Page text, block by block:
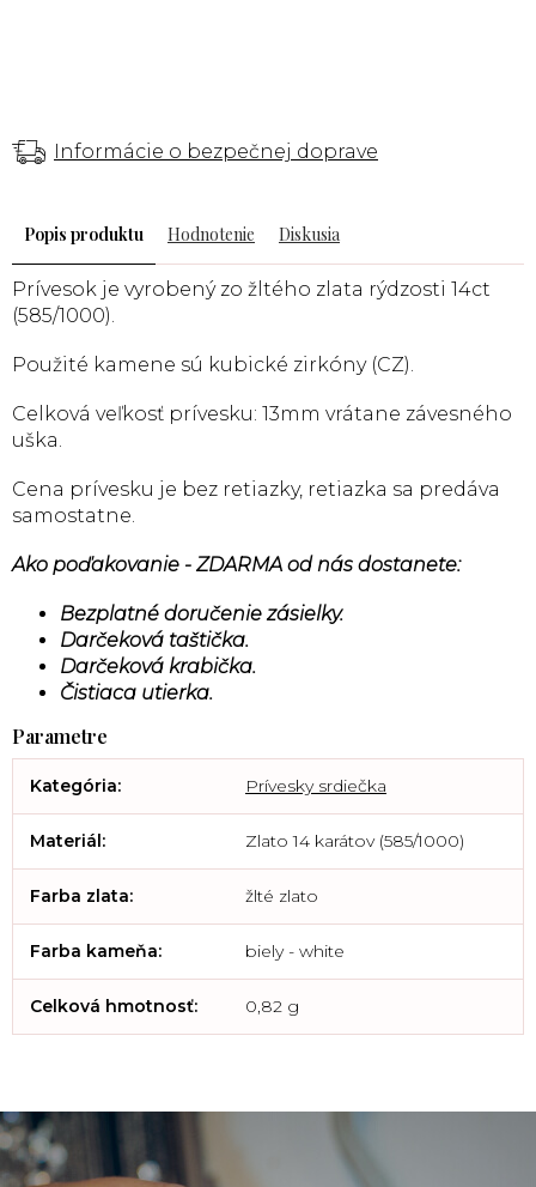
Informácie o bezpečnej doprave
Popis Hodnotenie Diskusia
Prívesok je vyrobený zo žltého zlata rýdzosti 14ct
(585/1000).
Použité kamene sú kubické zirkóny (CZ).
Celková veľkosť prívesku: 13mm vrátane závesného
uška.
Cena prívesku je bez retiazky, retiazka sa predáva
samostatne.
Ako poďakovanie - ZDARMA od nás dostanete:
Bezplatné doručenie zásielky.
Darčeková taštička.
Darčeková krabička.
Čistiaca utierka.
Kategória: Prívesky srdiečka
Materiál: Zlato 14 karátov (585/1000)
Farba zlata: žlté zlato
Farba kameňa: biely - white
Celková hmotnosť: 0,82 g